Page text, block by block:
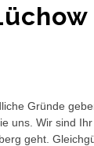
Gründe
uns. Wir sind
geht.